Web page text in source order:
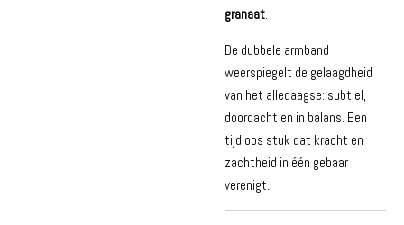
granaat
De dubbele armband
weerspiegelt de gelaagdheid
van het alledaagse: subtiel,
doordacht en in balans. Een
tijdloos stuk dat kracht en
zachtheid in één gebaar
verenigt.